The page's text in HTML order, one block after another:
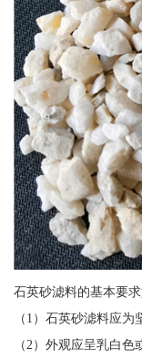
石英砂滤料的基本要求
（1）石英砂滤料应为
（2）外观应呈乳白